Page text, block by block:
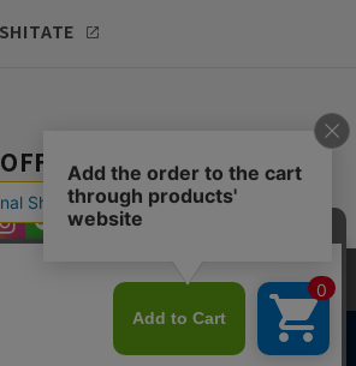
OFFICIAL SNS
覧体験とコンテンツ改善のためにCookieを使用
ることで、Cookieの使用に同意したものとみな